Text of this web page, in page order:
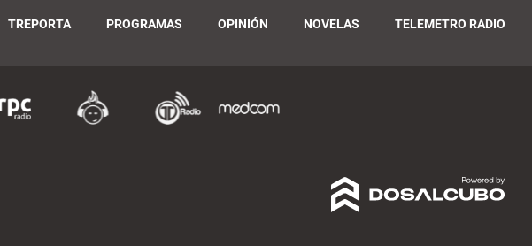
TREPORTA PROGRAMAS OPINIÓN NOVELAS TELEMETRO RADIO